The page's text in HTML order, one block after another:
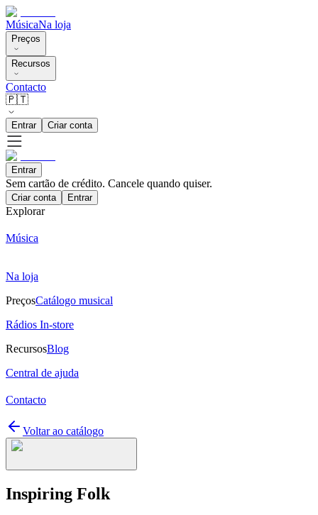
MúsicaNa loja
Preços
Recursos
Contacto
🇵🇹
Entrar Criar conta
Entrar
Sem cartão de crédito. Cancele quando quiser.
Criar conta Entrar
Explorar
Música
Na loja
PreçosCatálogo musical
Rádios In-store
RecursosBlog
Central de ajuda
Contacto
Voltar ao catálogo
Inspiring Folk